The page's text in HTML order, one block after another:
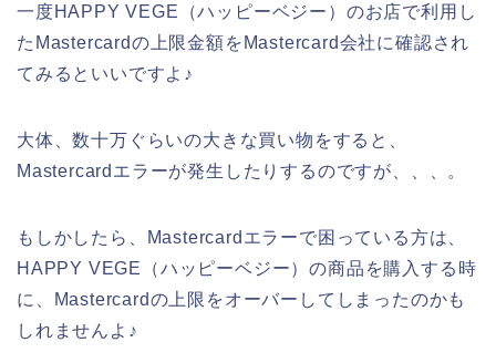
一度HAPPY VEGE（ハッピーベジー）のお店で利用し
たMastercardの上限金額をMastercard会社に確認され
てみるといいですよ♪
大体、数十万ぐらいの大きな買い物をすると、
Mastercardエラーが発生したりするのですが、、、。
もしかしたら、Mastercardエラーで困っている方は、
HAPPY VEGE（ハッピーベジー）の商品を購入する時
に、Mastercardの上限をオーバーしてしまったのかも
しれませんよ♪